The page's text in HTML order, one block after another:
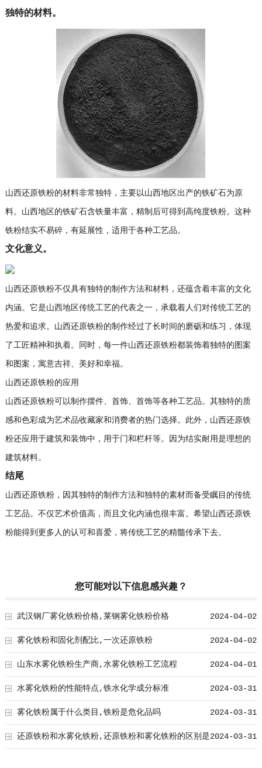
独特的材料。
山西还原铁粉的材料非常独特，主要以山西地区出产的铁矿石为原
料。山西地区的铁矿石含铁量丰富，精制后可得到高纯度铁粉。这种
铁粉结实不易碎，有延展性，适用于各种工艺品。
文化意义。
山西还原铁粉不仅具有独特的制作方法和材料，还蕴含着丰富的文化
内涵。它是山西地区传统工艺的代表之一，承载着人们对传统工艺的
热爱和追求。山西还原铁粉的制作经过了长时间的磨砺和练习，体现
了工匠精神和执着。同时，每一件山西还原铁粉都装饰着独特的图案
和图案，寓意吉祥、美好和幸福。
山西还原铁粉的应用
山西还原铁粉可以制作摆件、首饰、首饰等各种工艺品。其独特的质
感和色彩成为艺术品收藏家和消费者的热门选择。此外，山西还原铁
粉还应用于建筑和装饰中，用于门和栏杆等。因为结实耐用是理想的
建筑材料。
结尾
山西还原铁粉，因其独特的制作方法和独特的素材而备受瞩目的传统
工艺品。不仅艺术价值高，而且文化内涵也很丰富。希望山西还原铁
粉能得到更多人的认可和喜爱，将传统工艺的精髓传承下去。
您可能对以下信息感兴趣？
2024-04-02
武汉钢厂雾化铁粉价格,莱钢雾化铁粉价格
2024-04-02
雾化铁粉和固化剂配比,一次还原铁粉
2024-04-01
山东水雾化铁粉生产商,水雾化铁粉工艺流程
2024-03-31
水雾化铁粉的性能特点,铁水化学成分标准
2024-03-31
雾化铁粉属于什么类目,铁粉是危化品吗
2024-03-31
还原铁粉和水雾化铁粉,还原铁粉和雾化铁粉的区别是